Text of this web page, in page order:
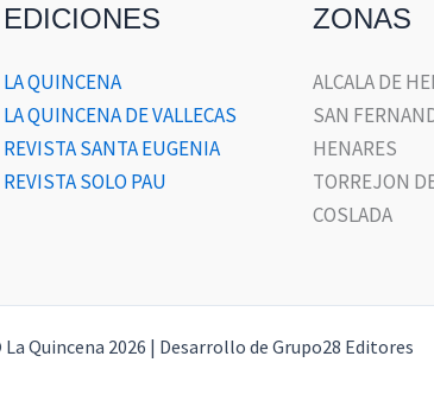
EDICIONES
LA QUINCENA
LA QUINCENA DE VALLECAS
REVISTA SANTA EUGENIA
REVISTA SOLO PAU
ZONAS
ALCALA DE
SAN
HENARES
TORREJON
COSLADA
Quincena 2026 | Desarrollo de Grupo28 Editores